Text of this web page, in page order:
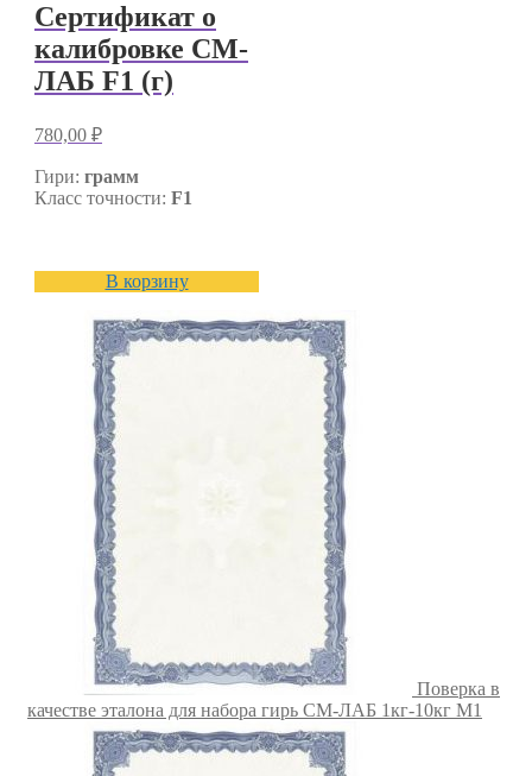
Сертификат о
калибровке СМ-
ЛАБ F1 (г)
780,00 ₽
Гири: грамм
Класс точности: F1
В корзину
Поверка в
качестве эталона для набора гирь СМ-ЛАБ 1кг-10кг M1